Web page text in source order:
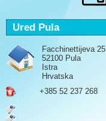
Ured Pula
Facchinettijeva 25
52100 Pula
Istra
Hrvatska
+385 52 237 268